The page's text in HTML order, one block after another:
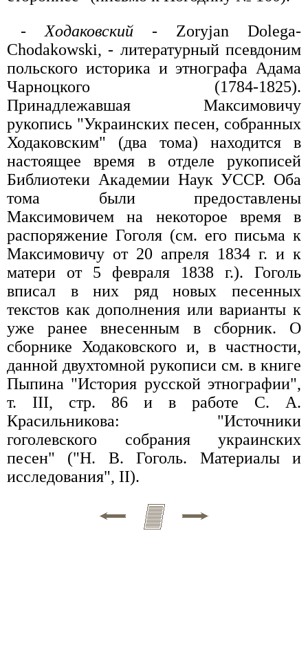
- Ходаковский - Zoryjan Dolega-
Chodakowski, - литературный псевдоним
польского историка и этнографа Адама
Чарноцкого (1784-1825).
Принадлежавшая Максимовичу
рукопись "Украинских песен, собранных
Ходаковским" (два тома) находится в
настоящее время в отделе рукописей
Библиотеки Академии Наук УССР. Оба
тома были предоставлены
Максимовичем на некоторое время в
распоряжение Гоголя (см. его письма к
Максимовичу от 20 апреля 1834 г. и к
матери от 5 февраля 1838 г.). Гоголь
вписал в них ряд новых песенных
текстов как дополнения или варианты к
уже ранее внесенным в сборник. О
сборнике Ходаковского и, в частности,
данной двухтомной рукописи см. в книге
Пыпина "История русской этнографии",
т. III, стр. 86 и в работе С. А.
Красильникова: "Источники
гоголевского собрания украинских
песен" ("Н. В. Гоголь. Материалы и
исследования", II).